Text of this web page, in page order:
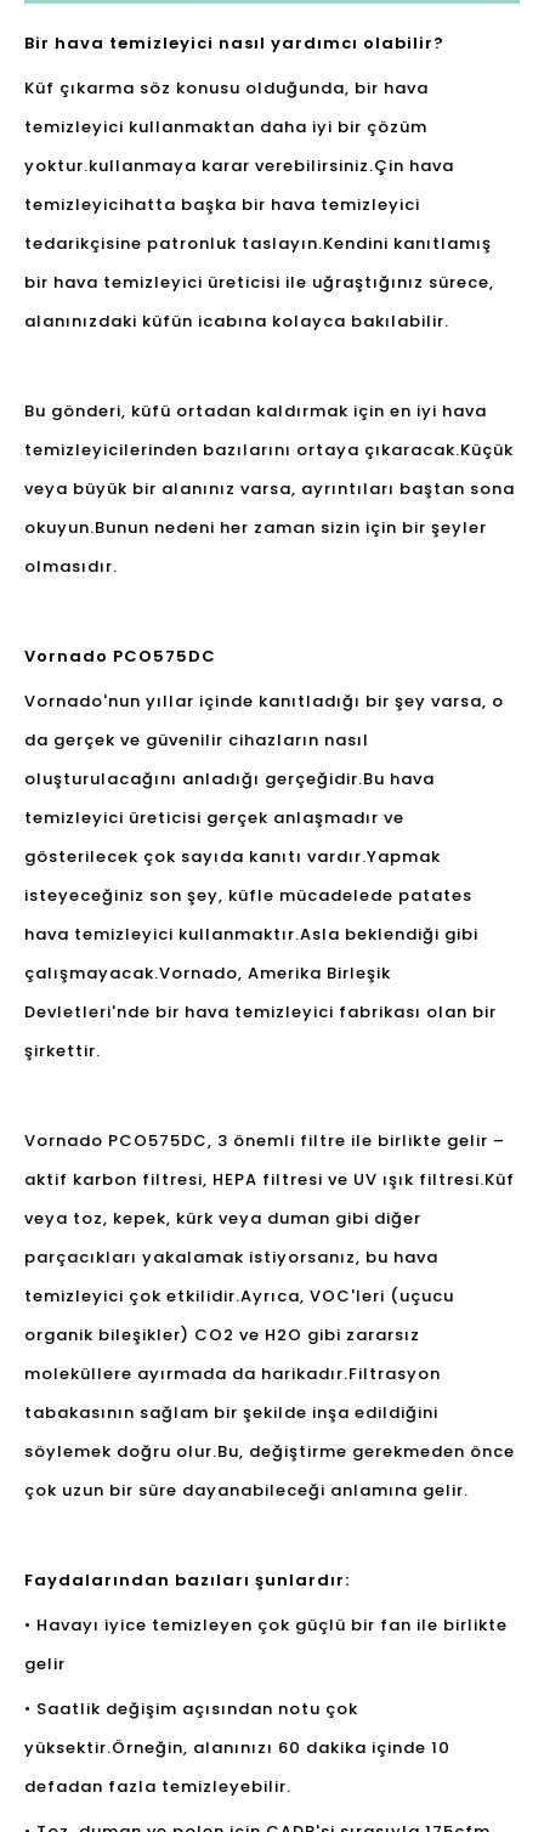
Bir hava temizleyici nasıl yardımcı olabilir?
Küf çıkarma söz konusu olduğunda, bir hava
temizleyici kullanmaktan daha iyi bir çözüm
yoktur.kullanmaya karar verebilirsiniz.Çin hava
temizleyicihatta başka bir hava temizleyici
tedarikçisine patronluk taslayın.Kendini kanıtlamış
bir hava temizleyici üreticisi ile uğraştığınız sürece,
alanınızdaki küfün icabına kolayca bakılabilir.
Bu gönderi, küfü ortadan kaldırmak için en iyi hava
temizleyicilerinden bazılarını ortaya çıkaracak.Küçük
veya büyük bir alanınız varsa, ayrıntıları baştan sona
okuyun.Bunun nedeni her zaman sizin için bir şeyler
olmasıdır.
Vornado PCO575DC
Vornado'nun yıllar içinde kanıtladığı bir şey varsa, o
da gerçek ve güvenilir cihazların nasıl
oluşturulacağını anladığı gerçeğidir.Bu hava
temizleyici üreticisi gerçek anlaşmadır ve
gösterilecek çok sayıda kanıtı vardır.Yapmak
isteyeceğiniz son şey, küfle mücadelede patates
hava temizleyici kullanmaktır.Asla beklendiği gibi
çalışmayacak.Vornado, Amerika Birleşik
Devletleri'nde bir hava temizleyici fabrikası olan bir
şirkettir.
Vornado PCO575DC, 3 önemli filtre ile birlikte gelir –
aktif karbon filtresi, HEPA filtresi ve UV ışık filtresi.Küf
veya toz, kepek, kürk veya duman gibi diğer
parçacıkları yakalamak istiyorsanız, bu hava
temizleyici çok etkilidir.Ayrıca, VOC'leri (uçucu
organik bileşikler) CO2 ve H2O gibi zararsız
moleküllere ayırmada da harikadır.Filtrasyon
tabakasının sağlam bir şekilde inşa edildiğini
söylemek doğru olur.Bu, değiştirme gerekmeden önce
çok uzun bir süre dayanabileceği anlamına gelir.
Faydalarından bazıları şunlardır:
• Havayı iyice temizleyen çok güçlü bir fan ile birlikte
gelir
• Saatlik değişim açısından notu çok
yüksektir.Örneğin, alanınızı 60 dakika içinde 10
defadan fazla temizleyebilir.